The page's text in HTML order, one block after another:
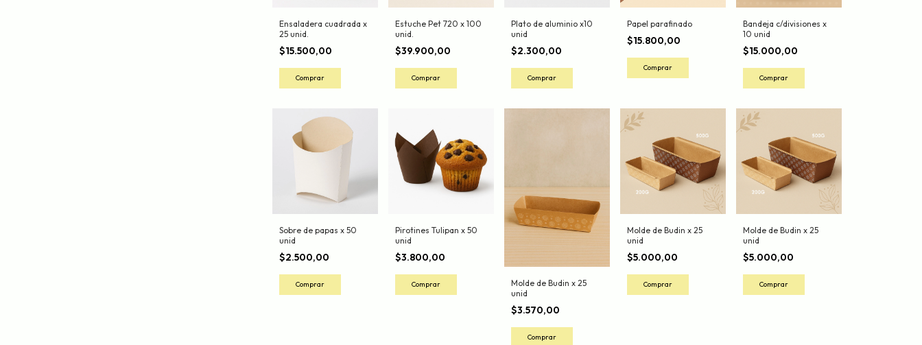
Ensaladera cuadrada x
25 unid.
$15.500,00
Estuche Pet 720 x 100
unid.
$39.900,00
Plato de aluminio x10
unid
$2.300,00
Comprar
Papel parafinado
$15.800,00
Bandeja c/divisiones x
10 unid
$15.000,00
Sobre de papas x 50
unid
$2.500,00
Pirotines Tulipan x 50
unid
$3.800,00
Molde de Budin x 25
unid
$3.570,00
Molde de Budin x 25
unid
$5.000,00
Molde de Budin x 25
unid
$5.000,00
Comprar